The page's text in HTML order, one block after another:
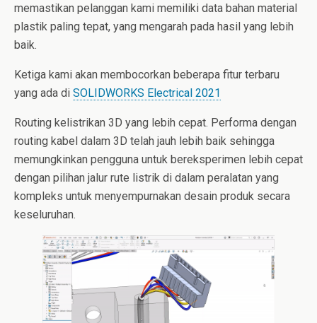
memastikan pelanggan kami memiliki data bahan material
plastik paling tepat, yang mengarah pada hasil yang lebih
baik.
Ketiga kami akan membocorkan beberapa fitur terbaru
yang ada di SOLIDWORKS Electrical 2021
Routing kelistrikan 3D yang lebih cepat. Performa dengan
routing kabel dalam 3D telah jauh lebih baik sehingga
memungkinkan pengguna untuk bereksperimen lebih cepat
dengan pilihan jalur rute listrik di dalam peralatan yang
kompleks untuk menyempurnakan desain produk secara
keseluruhan.